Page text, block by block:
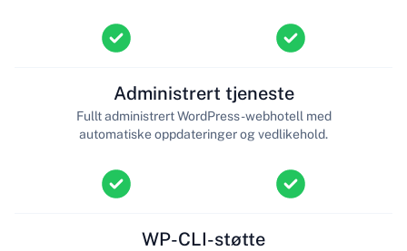
Administrert tjeneste
Fullt administrert WordPress-webhotell med
automatiske oppdateringer og vedlikehold.
WP-CLI-støtte